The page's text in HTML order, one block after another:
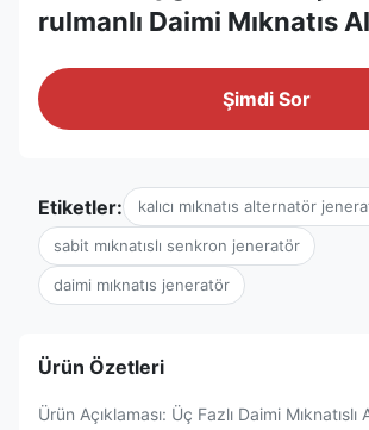
rulmanlı Daimi Mıknatıs
Şimdi Sor
Etiketler: kalıcı mıknatıs alternatör
sabit mıknatıslı senkron jeneratör
daimi mıknatıs jeneratör
Ürün Özetleri
Ürün Açıklaması: Üç Fazlı Daimi